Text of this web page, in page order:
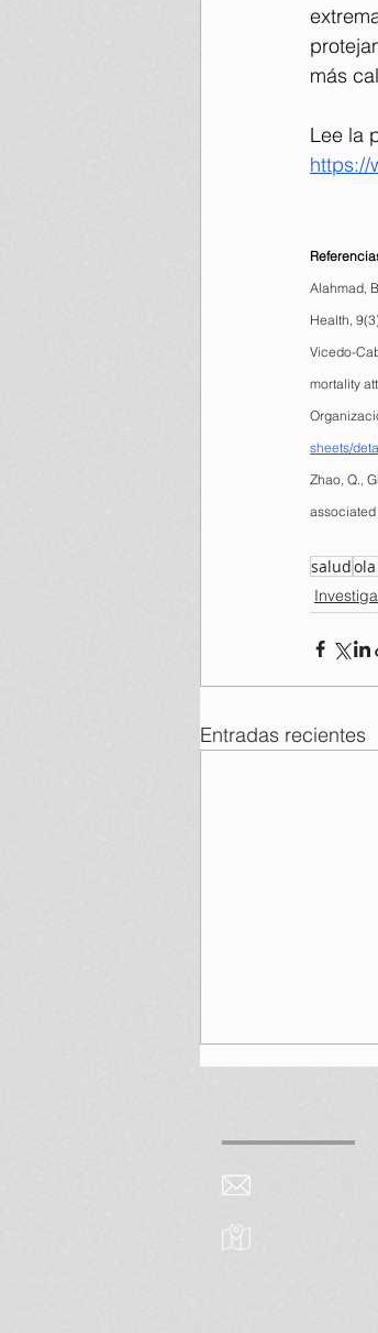
más
Lee la
https://
Alahmad,
Health,
Vicedo-
mortality
sheets/
Zhao, Q.,
associated
salud
Entradas recientes